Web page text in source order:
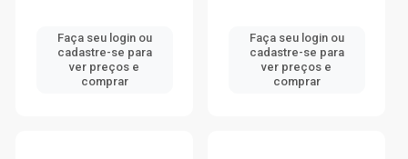
Faça seu login ou
cadastre-se para
ver preços e
comprar
Faça seu login ou
cadastre-se para
ver preços e
comprar